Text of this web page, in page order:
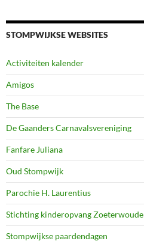
STOMPWIJKSE WEBSITES
Activiteiten kalender
Amigos
The Base
De Gaanders Carnavalsvereniging
Fanfare Juliana
Oud Stompwijk
Parochie H. Laurentius
Stichting kinderopvang Zoeterwoude
Stompwijkse paardendagen